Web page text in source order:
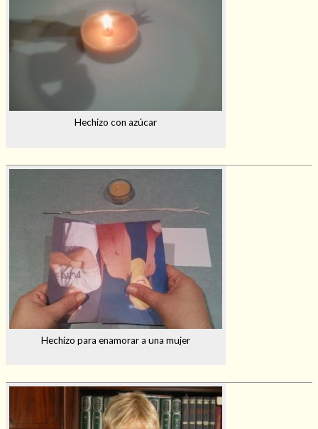
Hechizo con azúcar
Hechizo para enamorar a una mujer